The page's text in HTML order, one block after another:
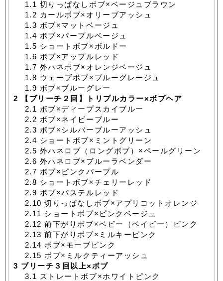
1.1 切りっぱなしボブ×ベージュブラウン
1.2 カールボブ×オリーブアッシュ
1.3 ボブ×マットベージュ
1.4 ボブ×パープルベージュ
1.5 ショートボブ×ボルドー
1.6 ボブ×アップルレッド
1.7 外ハネボブ×オレンジベージュ
1.8 ウェーブボブ×ブルーグレージュ
1.9 ボブ×ブルーグレー
2 【ブリーチ２回】トリプルカラー×ボブヘア
2.1 ボブ×ディープスカイブルー
2.2 ボブ×ネイビーブルー
2.3 ボブ×シルバーブルーアッシュ
2.4 ショートボブ×ミントグリーン
2.5 外ハネロブ（ロングボブ）×ペールグリーン
2.6 外ハネロブ×ブルーラベンダー
2.7 ボブ×ピンクパープル
2.8 ショートボブ×チェリーレッド
2.9 ボブ×パステルレッド
2.10 切りっぱなしボブ×アプリコットオレンジ
2.11 ショートボブ×ピンクベージュ
2.12 前下がりボブ×ベビー（ベイビー）ピンク
2.13 前下がりボブ×ミルキーピンク
2.14 ボブ×モーブピンク
2.15 ボブ×ミルクティーアッシュ
3 ブリーチ３回以上×ボブ
3.1 ストレートボブ×ホワイトピンク